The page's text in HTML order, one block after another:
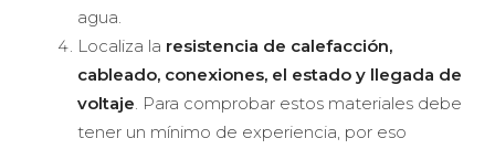
agua.
Localiza la resistencia de calefacción,
cableado, conexiones, el estado y llegada de
voltaje. Para comprobar estos materiales debe
tener un mínimo de experiencia, por eso